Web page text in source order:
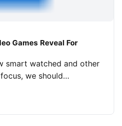
Games Reveal For
smart watched and other
we should…